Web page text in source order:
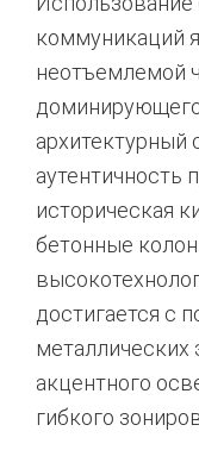
коммуникаций
неотъемлемой
архитектурный
аутентичность
историческая
бетонные
достигается с
металлических
акцентного
гибкого